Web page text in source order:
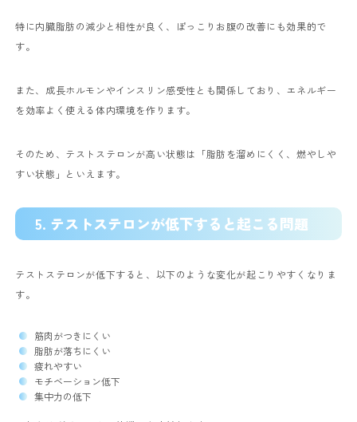
特に内臓脂肪の減少と相性が良く、ぽっこりお腹の改善にも効果的で
す。
また、成長ホルモンやインスリン感受性とも関係しており、エネルギー
を効率よく使える体内環境を作ります。
そのため、テストステロンが高い状態は「脂肪を溜めにくく、燃やしや
すい状態」といえます。
5. テストステロンが低下すると起こる問題
テストステロンが低下すると、以下のような変化が起こりやすくなりま
す。
筋肉がつきにくい
脂肪が落ちにくい
疲れやすい
モチベーション低下
集中力の低下